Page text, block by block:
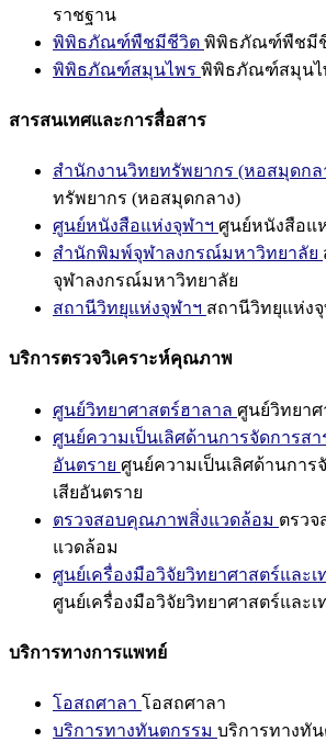
ราชฐาน
พิพิธภัณฑ์พืชมีชีวิต พิพิธภัณฑ์พืชมี
พิพิธภัณฑ์สมุนไพร พิพิธภัณฑ์สมุนไ
สารสนเทศและการสื่อสาร
สำนักงานวิทยทรัพยากร (หอสมุดกล
ทรัพยากร (หอสมุดกลาง)
ศูนย์หนังสือแห่งจุฬาฯ ศูนย์หนังสือแ
สำนักพิมพ์จุฬาลงกรณ์มหาวิทยาลัย
จุฬาลงกรณ์มหาวิทยาลัย
สถานีวิทยุแห่งจุฬาฯ สถานีวิทยุแห่ง
บริการตรวจวิเคราะห์คุณภาพ
ศูนย์วิทยาศาสตร์ฮาลาล ศูนย์วิทยา
ศูนย์ความเป็นเลิศด้านการจัดการสา
อันตราย ศูนย์ความเป็นเลิศด้านการ
เสียอันตราย
ตรวจสอบคุณภาพสิ่งแวดล้อม ตรว
แวดล้อม
ศูนย์เครื่องมือวิจัยวิทยาศาสตร์และเ
ศูนย์เครื่องมือวิจัยวิทยาศาสตร์และเ
บริการทางการแพทย์
โอสถศาลา โอสถศาลา
บริการทางทันตกรรม บริการทางทั